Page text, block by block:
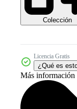
Colección
Licencia Gratis
¿Qué es
Más información